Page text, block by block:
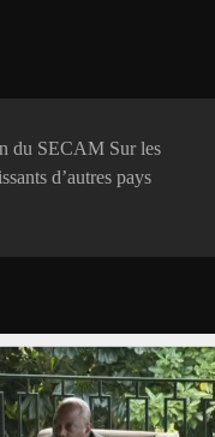
du SECAM Sur les
d’autres pays